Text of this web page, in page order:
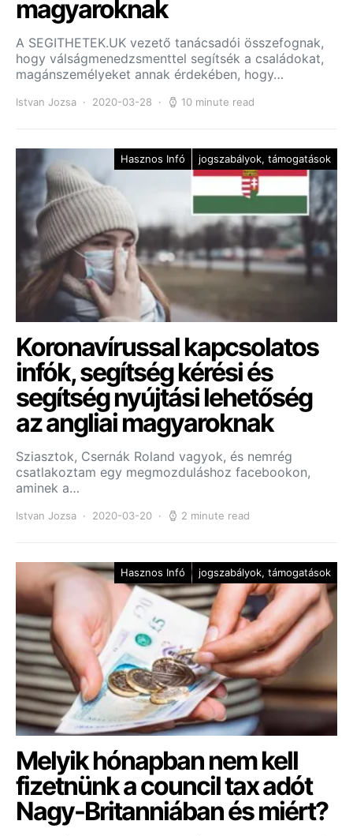
magyaroknak
A SEGITHETEK.UK vezető tanácsadói összefognak,
hogy válságmenedzsmenttel segítsék a családokat,
magánszemélyeket annak érdekében, hogy…
Istvan Jozsa 2020-03-28 10 minute read
Hasznos Infó jogszabályok, támogatások
Koronavírussal kapcsolatos
infók, segítség kérési és
segítség nyújtási lehetőség
az angliai magyaroknak
Sziasztok, Csernák Roland vagyok, és nemrég
csatlakoztam egy megmozduláshoz facebookon,
aminek a…
Istvan Jozsa 2020-03-20 2 minute read
Hasznos Infó jogszabályok, támogatások
Melyik hónapban nem kell
fizetnünk a council tax adót
Nagy-Britanniában és miért?